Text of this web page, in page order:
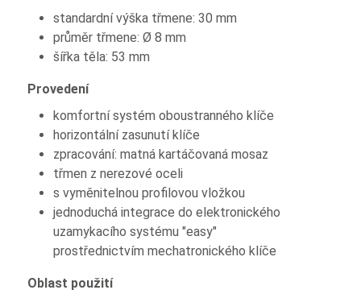
standardní výška třmene: 30 mm
průměr třmene: Ø 8 mm
šířka těla: 53 mm
Provedení
komfortní systém oboustranného klíče
horizontální zasunutí klíče
zpracování: matná kartáčovaná mosaz
třmen z nerezové oceli
s vyměnitelnou profilovou vložkou
jednoduchá integrace do elektronického
uzamykacího systému "easy"
prostřednictvím mechatronického klíče
Oblast použití